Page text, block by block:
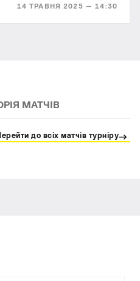
14 ТРАВНЯ 2025 — 14:30
МАТЧІВ
Перейти до всіх матчів турніру